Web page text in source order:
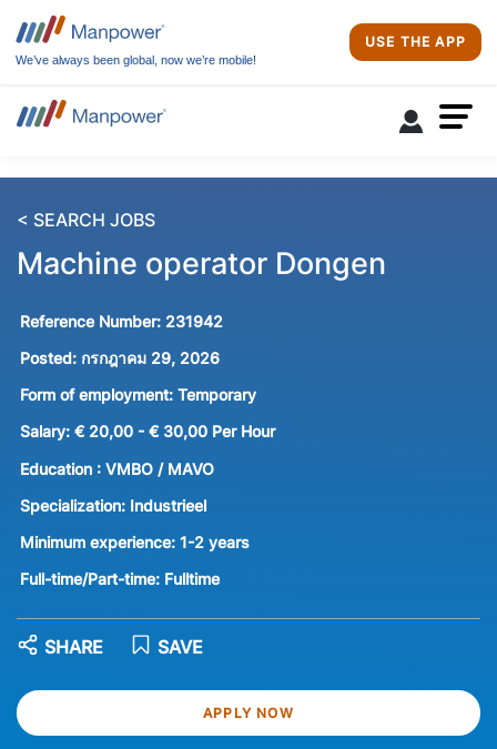
We’ve always been global, now we’re mobile!
USE THE APP
< SEARCH JOBS
Machine operator Dongen
Reference Number: 231942
Posted: กรกฎาคม 29, 2026
Form of employment: Temporary
Salary: € 20,00 - € 30,00 Per Hour
Education : VMBO / MAVO
Specialization: Industrieel
Minimum experience: 1-2 years
Full-time/Part-time: Fulltime
APPLY NOW
SAVE
SHARE